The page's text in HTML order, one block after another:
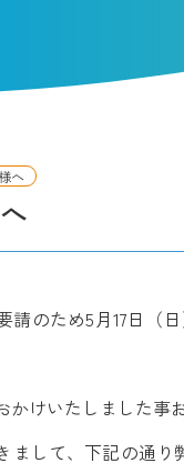
へ
請のため5月17日（
かけいたしました事
まして、下記の通